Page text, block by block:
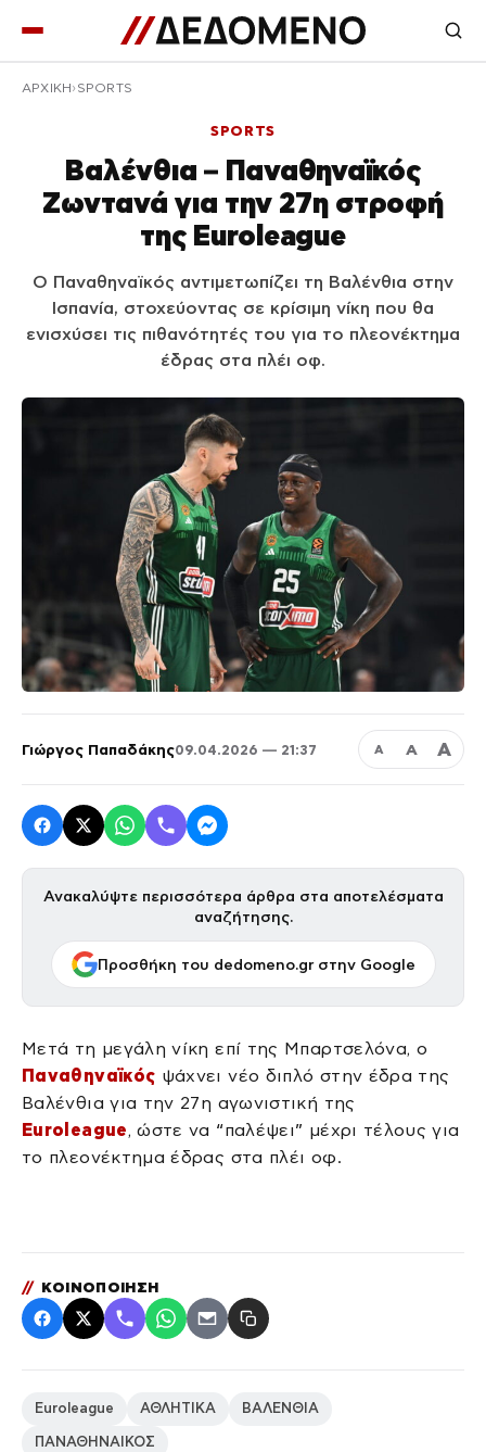
ΑΡΧΙΚΉ SPORTS
SPORTS
Βαλένθια – Παναθηναϊκός
Ζωντανά για την 27η στροφή
της Euroleague
Ο Παναθηναϊκός αντιμετωπίζει τη Βαλένθια στην
Ισπανία, στοχεύοντας σε κρίσιμη νίκη που θα
ενισχύσει τις πιθανότητές του για το πλεονέκτημα
έδρας στα πλέι οφ.
Γιώργος Παπαδάκης09.04.2026 — 21:37 Α Α Α
Ανακαλύψτε περισσότερα άρθρα στα αποτελέσματα
αναζήτησης.
Προσθήκη του dedomeno.gr στην Google
Μετά τη μεγάλη νίκη επί της Μπαρτσελόνα, ο
Παναθηναϊκός ψάχνει νέο διπλό στην έδρα της
Βαλένθια για την 27η αγωνιστική της
Euroleague, ώστε να “παλέψει” μέχρι τέλους για
το πλεονέκτημα έδρας στα πλέι οφ.
// ΚΟΙΝΟΠΟΙΗΣΗ
Euroleague ΑΘΛΗΤΙΚΑ ΒΑΛΕΝΘΙΑ
ΠΑΝΑΘΗΝΑΙΚΟΣ